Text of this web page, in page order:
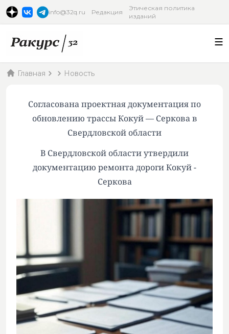
info@32q.ru Редакция
Этическая политика
изданий
Главная Новость
Согласована проектная документация по
обновлению трассы Кокуй — Серкова в
Свердловской области
В Свердловской области утвердили
документацию ремонта дороги Кокуй -
Серкова